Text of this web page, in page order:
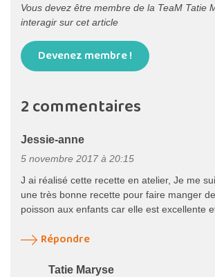
Vous devez être membre de la TeaM Tatie
interagir sur cet article
Devenez membre !
2 commentaires
Jessie-anne
5 novembre 2017 à 20:15
J ai réalisé cette recette en atelier, Je me
une très bonne recette pour faire manger
poisson aux enfants car elle est excellente
Répondre
Tatie Maryse